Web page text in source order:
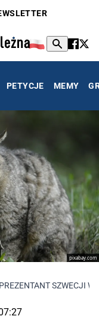
PETYCJE MEMY
pixabay.com
SZWECJI